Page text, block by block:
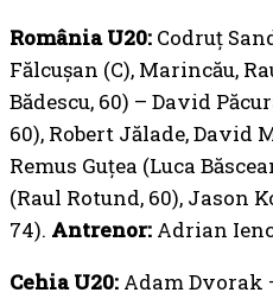
România U20: Codruț
Fălcușan (C), Marincău,
Bădescu, 60) – David
60), Robert Jălade, David
Remus Guțea (Luca
(Raul Rotund, 60), Jason
74). Antrenor: Adrian
Cehia U20: Adam Dvorak